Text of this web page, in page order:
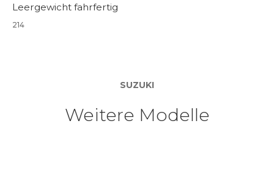
Leergewicht fahrfertig
214
SUZUKI
Weitere Modelle